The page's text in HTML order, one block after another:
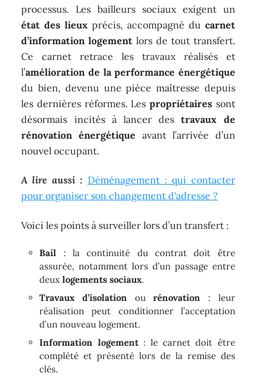
processus. Les bailleurs sociaux exigent un
état des lieux précis, accompagné du carnet
d’information logement lors de tout transfert.
Ce carnet retrace les travaux réalisés et
l’amélioration de la performance énergétique
du bien, devenu une pièce maîtresse depuis
les dernières réformes. Les propriétairessont
désormais incités à lancer destravaux de
rénovation énergétique avant l’arrivée d’un
nouvel occupant.
A lire aussi : Déménagement : qui contacter
pour organiser son changement d'adresse ?
Voici les points à surveiller lors d’un transfert :
Bail : la continuité du contrat doit être
assurée, notamment lors d’un passage entre
deuxlogements sociaux.
Travaux d’isolation ourénovation : leur
réalisation peut conditionner l’acceptation
d’un nouveau logement.
Information logement: le carnet doit être
complété et présenté lors de la remise des
clés.